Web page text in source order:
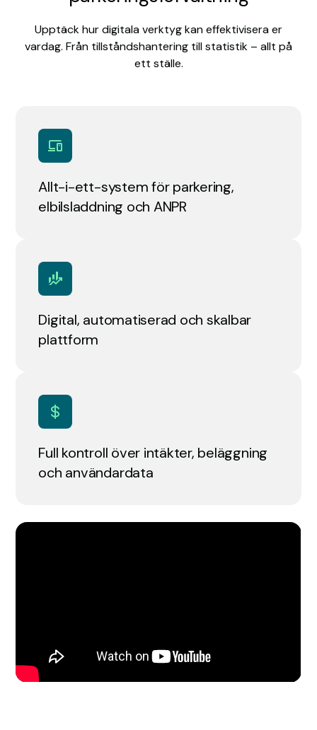
Upptäck hur digitala verktyg kan effektivisera er
vardag. Från tillståndshantering till statistik – allt på
ett ställe.
Allt-i-ett-system för parkering,
elbilsladdning och ANPR
Digital, automatiserad och skalbar
plattform
Full kontroll över intäkter, beläggning
och användardata